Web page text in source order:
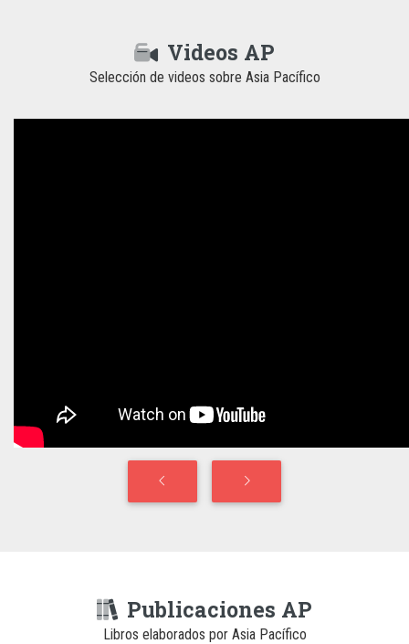
Videos AP
Selección de videos sobre Asia Pacífico
Publicaciones AP
Libros elaborados por Asia Pacífico